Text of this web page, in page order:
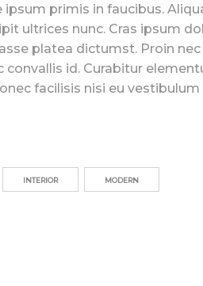
primis in faucibus.
ultrices nunc. Cras ipsum
platea dictumst. Proin
id. Curabitur
facilisis nisi eu
INTERIOR MODERN